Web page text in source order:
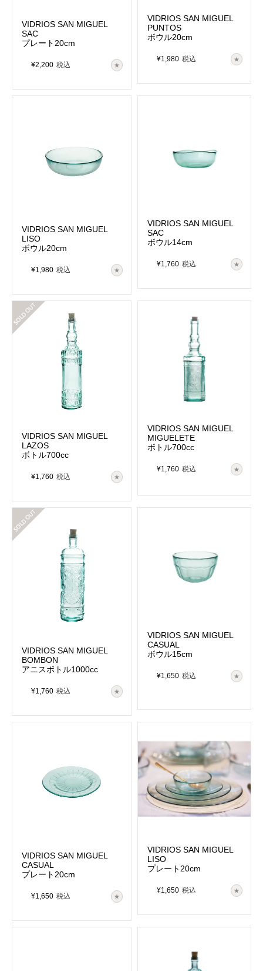
VIDRIOS SAN MIGUEL
SAC
プレート20cm
¥2,200 税込
VIDRIOS SAN MIGUEL
PUNTOS
ボウル20cm
¥1,980 税込
VIDRIOS SAN MIGUEL
LISO
ボウル20cm
¥1,980 税込
VIDRIOS SAN MIGUEL
SAC
ボウル14cm
¥1,760 税込
VIDRIOS SAN MIGUEL
LAZOS
ボトル700cc
¥1,760 税込
在庫切れ
VIDRIOS SAN MIGUEL
MIGUELETE
ボトル700cc
¥1,760 税込
VIDRIOS SAN MIGUEL
BOMBON
アニスボトル1000cc
¥1,760 税込
在庫切れ
VIDRIOS SAN MIGUEL
CASUAL
ボウル15cm
¥1,650 税込
VIDRIOS SAN MIGUEL
CASUAL
プレート20cm
¥1,650 税込
VIDRIOS SAN MIGUEL
LISO
プレート20cm
¥1,650 税込